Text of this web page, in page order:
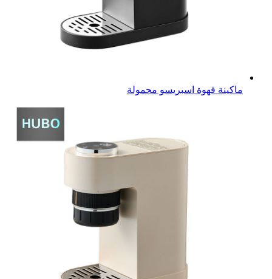
ماكينة قهوة اسبريسو محمولة